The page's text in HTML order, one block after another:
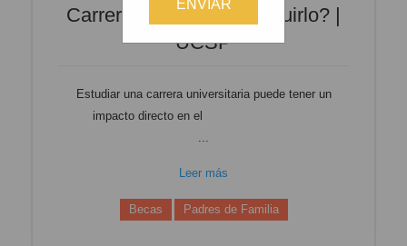
Carrera: ¿cómo Conseguirlo? |
UCSP
Estudiar una carrera universitaria puede tener un
impacto directo en el
...
Leer más
Becas Padres de Familia